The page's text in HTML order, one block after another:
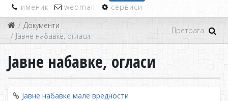
именик webmail
сервиси
Документи
Јавне набавке, огласи
Јавне набавке, огласи
Јавне набавке мале вредности